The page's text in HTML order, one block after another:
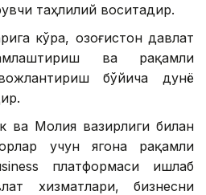
таҳлилий воситадир.
кўра, Қозоғистон давлат
ва рақамли
бўйича дунё
ва Молия вазирлиги билан
учун ягона рақамли
платформаси ишлаб
хизматлари, бизнесни